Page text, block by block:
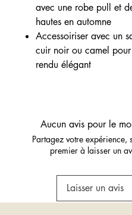
avec une robe pull et
hautes en automne
Accessoiriser avec un
cuir noir ou camel
rendu élégant
Aucun avis pour le
Partagez votre expérience,
premier à laisser un
Laisser un avis